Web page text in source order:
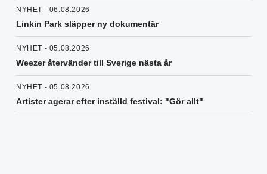
NYHET - 06.08.2026
Linkin Park släpper ny dokumentär
NYHET - 05.08.2026
Weezer återvänder till Sverige nästa år
NYHET - 05.08.2026
Artister agerar efter inställd festival: "Gör allt"